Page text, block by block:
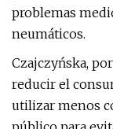
problemas
neumáticos.
Czajczyńska,
reducir el
utilizar menos